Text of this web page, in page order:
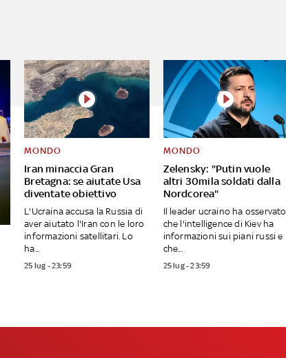
Iran minaccia Gran
Bretagna: se aiutate Usa
diventate obiettivo
MONDO
L'Ucraina accusa la Russia di
aver aiutato l'Iran con le loro
informazioni satellitari. Lo
ha...
25 lug - 23:59
Zelensky: "Putin vuole
altri 30mila soldati dalla
Nordcorea"
MONDO
Il leader ucraino ha osservato
che l'intelligence di Kiev ha
informazioni sui piani russi e
che...
25 lug - 23:59